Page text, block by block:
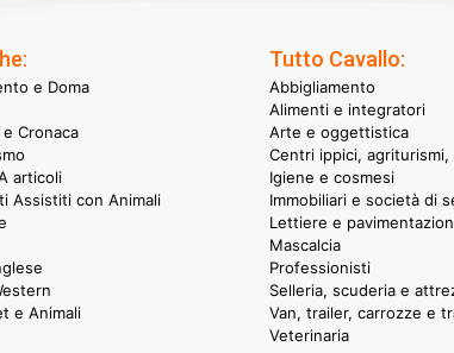
e Doma
Cronaca
articoli
Assistiti con Animali
e Animali
Tutto Cavallo:
Abbigliamento
Alimenti e integratori
Arte e oggettistica
Centri ippici, agriturismi,
Igiene e cosmesi
Immobiliari e società di
Lettiere e
Mascalcia
Professionisti
Selleria, scuderia e
Van, trailer, carrozze e
Veterinaria